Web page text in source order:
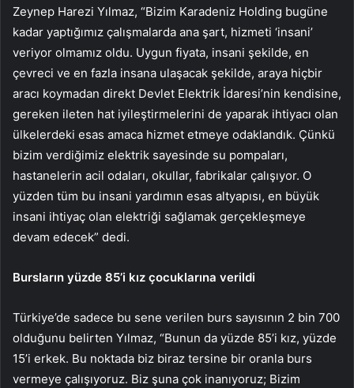
Zeynep Harezi Yılmaz, “Bizim Karadeniz Holding bugüne
kadar yaptığımız çalışmalarda ana şart, hizmeti ‘insani’
veriyor olmamız oldu. Uygun fiyata, insani şekilde, en
çevreci ve en fazla insana ulaşacak şekilde, araya hiçbir
aracı koymadan direkt Devlet Elektrik İdaresi’nin kendisine,
gereken ileten hat iyileştirmelerini de yaparak ihtiyacı olan
ülkelerdeki esas amaca hizmet etmeye odaklandık. Çünkü
bizim verdiğimiz elektrik sayesinde su pompaları,
hastanelerin acil odaları, okullar, fabrikalar çalışıyor. O
yüzden tüm bu insani yardımın esas altyapısı, en büyük
insani ihtiyaç olan elektriği sağlamak gerçekleşmeye
devam edecek” dedi.
Bursların yüzde 85’i kız çocuklarına verildi
Türkiye’de sadece bu sene verilen burs sayısının 2 bin 700
olduğunu belirten Yılmaz, “Bunun da yüzde 85’i kız, yüzde
15’i erkek. Bu noktada biz biraz tersine bir oranla burs
vermeye çalışıyoruz. Biz şuna çok inanıyoruz; Bizim